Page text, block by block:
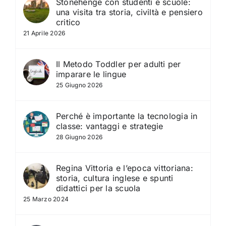
Stonehenge con studenti e scuole:
una visita tra storia, civiltà e pensiero
critico
21 Aprile 2026
Il Metodo Toddler per adulti per
imparare le lingue
25 Giugno 2026
Perché è importante la tecnologia in
classe: vantaggi e strategie
28 Giugno 2026
Regina Vittoria e l’epoca vittoriana:
storia, cultura inglese e spunti
didattici per la scuola
25 Marzo 2024